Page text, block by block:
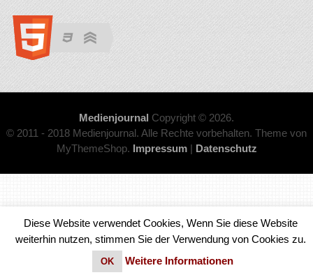
Medienjournal Copyright © 2026.
© 2011 - 2018 Medienjournal. Alle Rechte vorbehalten. Theme von
MyThemeShop. Impressum| Datenschutz
Diese Website verwendet Cookies, Wenn Sie diese Website
weiterhin nutzen, stimmen Sie der Verwendung von Cookies zu.
OK Weitere Informationen